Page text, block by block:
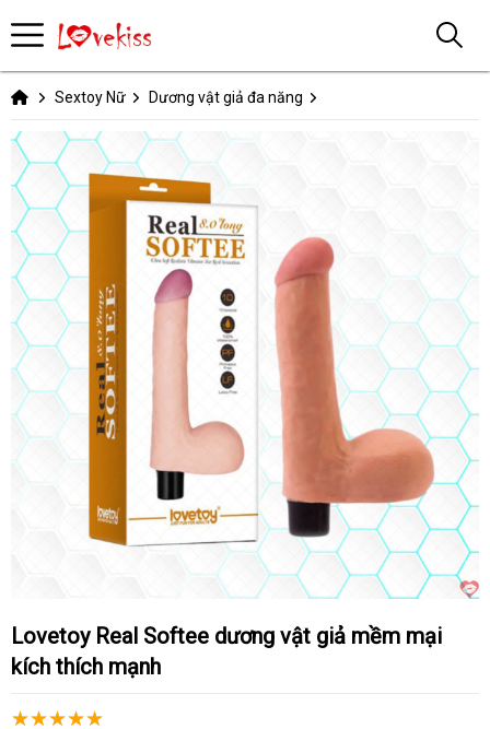
Sextoy Nữ Dương vật giả đa năng
Lovetoy Real Softee dương vật giả mềm mại
kích thích mạnh